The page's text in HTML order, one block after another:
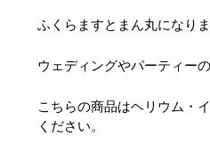
ふくらますとまん丸になりま
ウェディングやパーティー
こちらの商品はヘリウム・
ください。